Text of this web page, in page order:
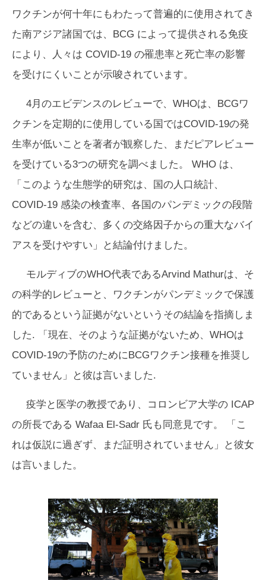
ワクチンが何十年にもわたって普遍的に使用されてき
た南アジア諸国では、BCG によって提供される免疫
により、人々は COVID-19 の罹患率と死亡率の影響
を受けにくいことが示唆されています。
4月のエビデンスのレビューで、WHOは、BCGワ
クチンを定期的に使用している国ではCOVID-19の発
生率が低いことを著者が観察した、まだピアレビュー
を受けている3つの研究を調べました。 WHO は、
「このような生態学的研究は、国の人口統計、
COVID-19 感染の検査率、各国のパンデミックの段階
などの違いを含む、多くの交絡因子からの重大なバイ
アスを受けやすい」と結論付けました。
モルディブのWHO代表であるArvind Mathurは、そ
の科学的レビューと、ワクチンがパンデミックで保護
的であるという証拠がないというその結論を指摘しま
した. 「現在、そのような証拠がないため、WHOは
COVID-19の予防のためにBCGワクチン接種を推奨し
ていません」と彼は言いました.
疫学と医学の教授であり、コロンビア大学の ICAP
の所長である Wafaa El-Sadr 氏も同意見です。 「こ
れは仮説に過ぎず、まだ証明されていません」と彼女
は言いました。